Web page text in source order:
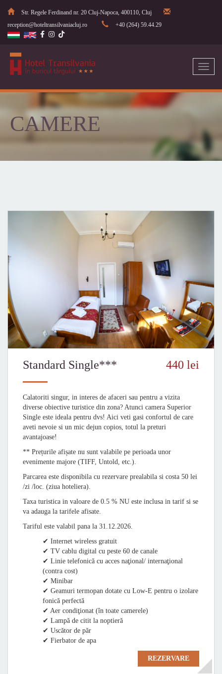
Str. Regele Ferdinand nr. 20 Cluj-Napoca, 400110, Cluj
reception@hoteltransilvaniacluj.ro
+40 (264) 59.44.29
Toggle
CAMERE
Standard Single*** 440 lei
Calatoriti singur, in interes de afaceri sau pentru a vizita
diverse obiective turistice din zona? Atunci camera Superior
Single este ideala pentru dvs! Aici veti gasi confortul de care
aveti nevoie si un mic dejun copios, totul la preturi
avantajoase!
** Prețurile afișate nu sunt valabile pe perioada unor
evenimente majore (TIFF, Untold, etc.).
Parcarea este disponibila cu rezervare prealabila si costa 50 lei
/zi /loc. (ziua hoteliera).
Taxa turistica in valoare de 0.5 % NU este inclusa in tarif si se
va adauga la tarifele afisate.
Tariful este valabil pana la 31.12.2026.
✔ Internet wireless gratuit
✔ TV cablu digital cu peste 60 de canale
✔ Linie telefonică cu acces naţional/ internaţional
(contra cost)
✔ Minibar
✔ Geamuri termopan dotate cu Low-E pentru o izolare
fonică perfectă
✔ Aer condiţionat (în toate camerele)
✔ Lampă de citit la noptieră
✔ Uscător de păr
✔ Fierbator de apa
REZERVARE